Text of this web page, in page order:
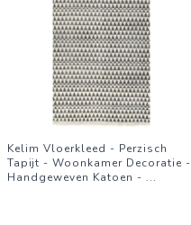
Kelim Vloerkleed - Perzisch
Tapijt - Woonkamer Decoratie -
Handgeweven Katoen - ...